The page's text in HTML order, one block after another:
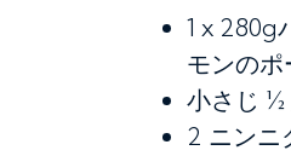
1 x 280g
モンのポ
小さじ ½
2 ニンニ